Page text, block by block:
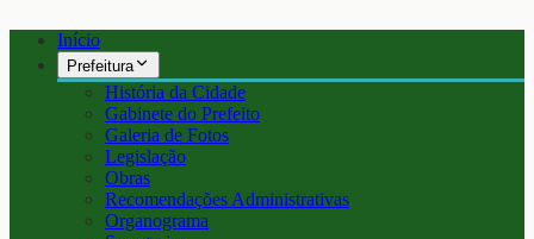
Início
Prefeitura
História da Cidade
Gabinete do Prefeito
Galeria de Fotos
Legislação
Obras
Recomendações Administrativas
Organograma